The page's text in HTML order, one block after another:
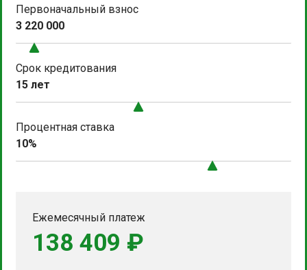
Первоначальный взнос
3 220 000
Срок кредитования
15 лет
Процентная ставка
10%
Ежемесячный платеж
138 409 ₽